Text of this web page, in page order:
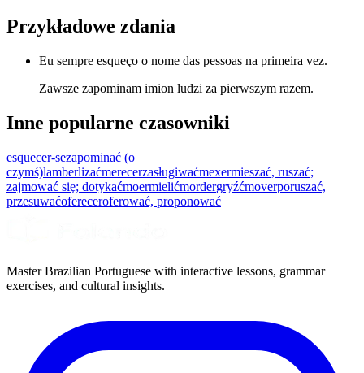
Przykładowe zdania
Eu sempre esqueço o nome das pessoas na primeira vez.
Zawsze zapominam imion ludzi za pierwszym razem.
Inne popularne czasowniki
esquecer-sezapominać (o
czymś)lamberlizaćmerecerzasługiwaćmexermieszać, ruszać;
zajmować się; dotykaćmoermielićmordergryźćmoverporuszać,
przesuwaćofereceroferować, proponować
Master Brazilian Portuguese with interactive lessons, grammar
exercises, and cultural insights.